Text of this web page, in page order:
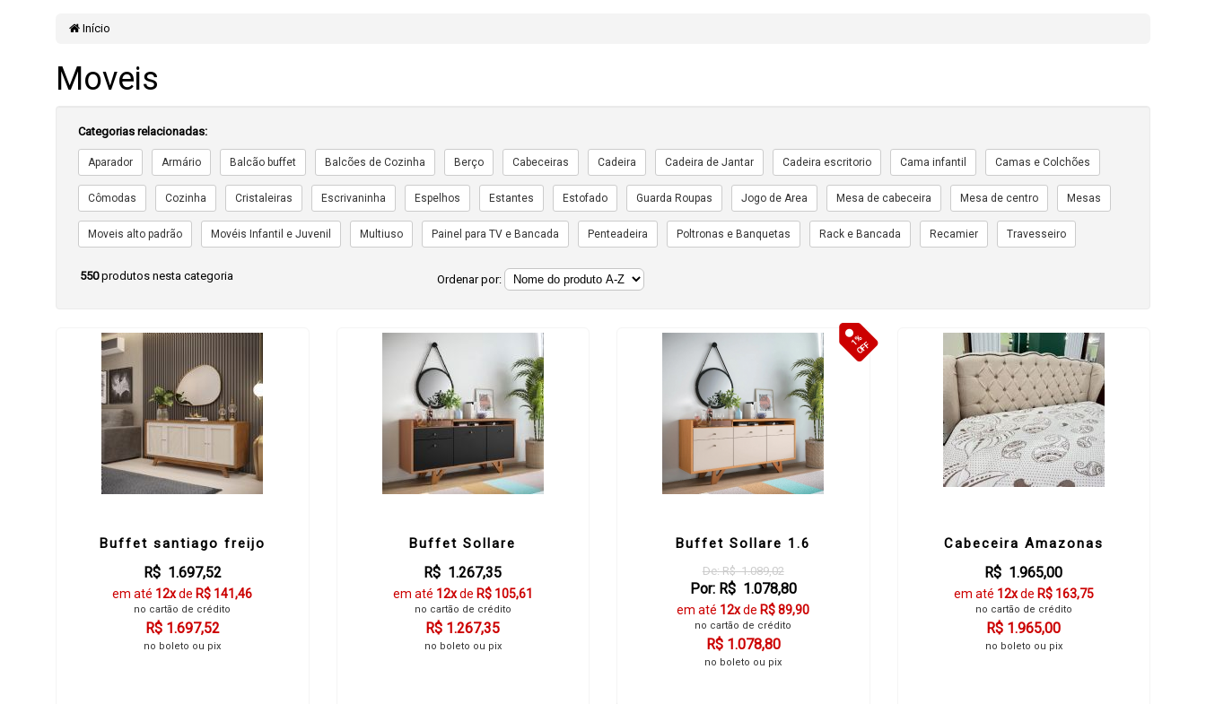
Início
Moveis
Categorias relacionadas:
Aparador Armário Balcão buffet Balcões de Cozinha Berço Cabeceiras Cadeira Cadeira de Jantar Cadeira escritorio Cama infantil Camas e Colchões
Cômodas Cozinha Cristaleiras Escrivaninha Espelhos Estantes Estofado Guarda Roupas Jogo de Area Mesa de cabeceira Mesa de centro Mesas
Moveis alto padrão Movéis Infantil e Juvenil Multiuso Painel para TV e Bancada Penteadeira Poltronas e Banquetas Rack e Bancada Recamier Travesseiro
550produtos nesta categoria Ordenar por:
Buffet santiago freijo
R$ 1.697,52
em até 12xde R$ 141,46
no cartão de crédito
R$ 1.697,52
no boleto ou pix
Buffet Sollare
R$ 1.267,35
em até 12xde R$ 105,61
no cartão de crédito
R$ 1.267,35
no boleto ou pix
Buffet Sollare 1.6
1%OFF
De: R$ 1.089,02
Por: R$ 1.078,80
em até 12xde R$ 89,90
no cartão de crédito
R$ 1.078,80
no boleto ou pix
Cabeceira Amazonas
R$ 1.965,00
em até 12xde R$ 163,75
no cartão de crédito
R$ 1.965,00
no boleto ou pix